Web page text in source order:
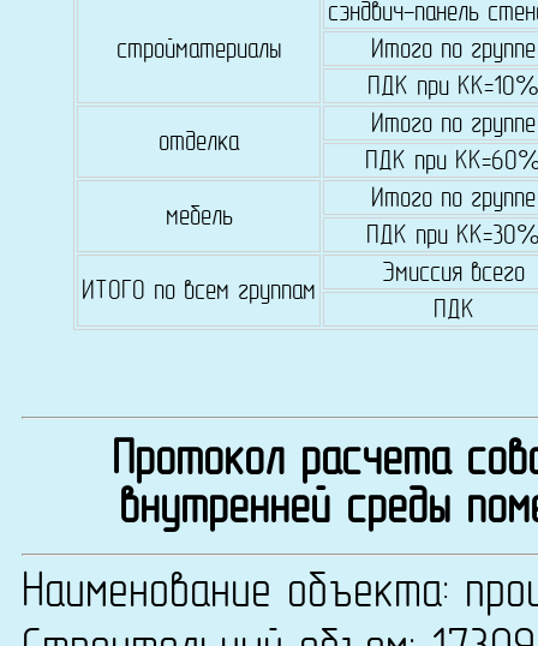
стройматериалы
сэндвич-панель
Итого по группе
ПДК при КК=10%
отделка
Итого по группе
ПДК при
мебель
Итого по группе
ПДК при
ИТОГО по всем группам
Эмиссия всего
ПДК
Протокол расчета
внутренней среды
Наименование объекта: